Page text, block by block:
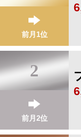
前月1位
2
前月2位